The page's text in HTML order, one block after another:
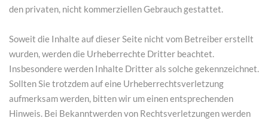
den privaten, nicht kommerziellen Gebrauch gestattet.
Soweit die Inhalte auf dieser Seite nicht vom Betreiber erstellt
wurden, werden die Urheberrechte Dritter beachtet.
Insbesondere werden Inhalte Dritter als solche gekennzeichnet.
Sollten Sie trotzdem auf eine Urheberrechtsverletzung
aufmerksam werden, bitten wir um einen entsprechenden
Hinweis. Bei Bekanntwerden von Rechtsverletzungen werden